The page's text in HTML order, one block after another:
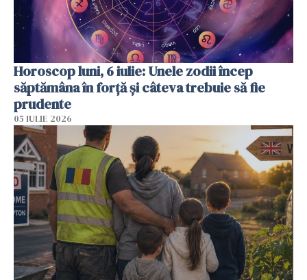
Horoscop luni, 6 iulie: Unele zodii încep
săptămâna în forță și câteva trebuie să fie
prudente
05 IULIE 2026